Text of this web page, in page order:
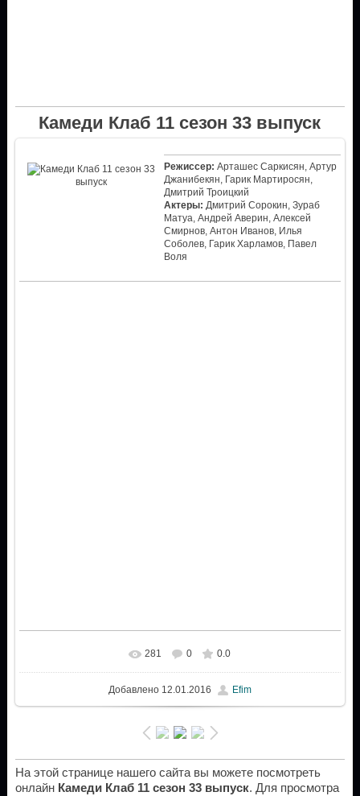
Камеди Клаб 11 сезон 33 выпуск
Режиссер: Арташес Саркисян, Артур
Джанибекян, Гарик Мартиросян,
Дмитрий Троицкий
Актеры: Дмитрий Сорокин, Зураб
Матуа, Андрей Аверин, Алексей
Смирнов, Антон Иванов, Илья
Соболев, Гарик Харламов, Павел
Воля
281 0 0.0
Добавлено12.01.2016 Efim
На этой странице нашего сайта вы можете посмотреть
онлайн Камеди Клаб 11 сезон 33 выпуск. Для просмотра